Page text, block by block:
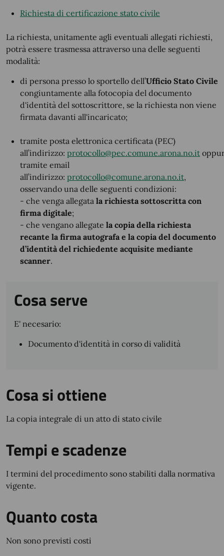
Richiesta di certificazione stato civile
La richiesta, unitamente agli eventuali allegati richiesti,
potrà essere trasmessa attraverso una delle seguenti
modalità:
di persona presso lo sportello dell’Ufficio Stato Civile
congiuntamente alla fotocopia del documento
d'identità del sottoscrittore, se la richiesta non viene
firmata davanti all'incaricato;
tramite posta elettronica certificata (PEC)
all’indirizzo: protocollo@pec.comune.arona.no.it
tramite email
all’indirizzo: protocollo@comune.arona.no.it,
osservando una delle seguenti condizioni:
- che venga allegata la richiesta sottoscritta con
firma digitale;
- che vengano allegate la copia della richiesta
recante la firma autografa e la copia del documento
d’identità del richiedente acquisite mediante
scanner.
Cosa serve
E' necesario:
Documento d'identità in corso di validità
Cosa si ottiene
La copia integrale di un atto di stato civile
Tempi e scadenze
I termini del procedimento sono stabiliti dalla normativa
vigente.
Quanto costa
Non sono previsti costi